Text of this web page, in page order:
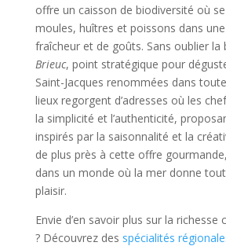
offre un caisson de biodiversité où
moules, huîtres et poissons dans
fraîcheur et de goûts. Sans oublier la
Brieuc, point stratégique pour
Saint-Jacques renommées dans
lieux regorgent d’adresses où les
la simplicité et l’authenticité,
inspirés par la saisonnalité et la
de plus près à cette offre
dans un monde où la mer donne
plaisir.
Envie d’en savoir plus sur la richesse
? Découvrez des spécialités